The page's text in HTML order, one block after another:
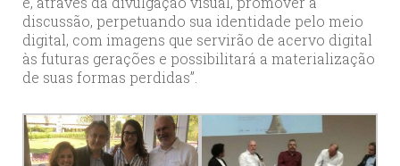
discussão, perpetuando sua identidade pelo meio
digital, com imagens que servirão de acervo digital
às futuras gerações e possibilitará a materialização
de suas formas perdidas”.